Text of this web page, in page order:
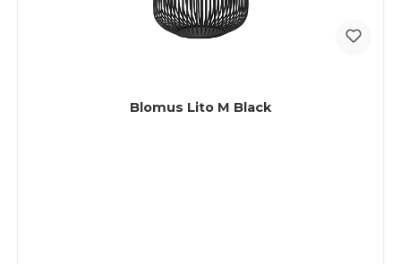
Blomus Lito M Black